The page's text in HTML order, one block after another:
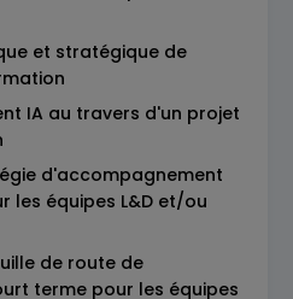
et stratégique de
IA au travers d'un projet
d'accompagnement
les équipes L&D et/ou
de route de
terme pour les équipes